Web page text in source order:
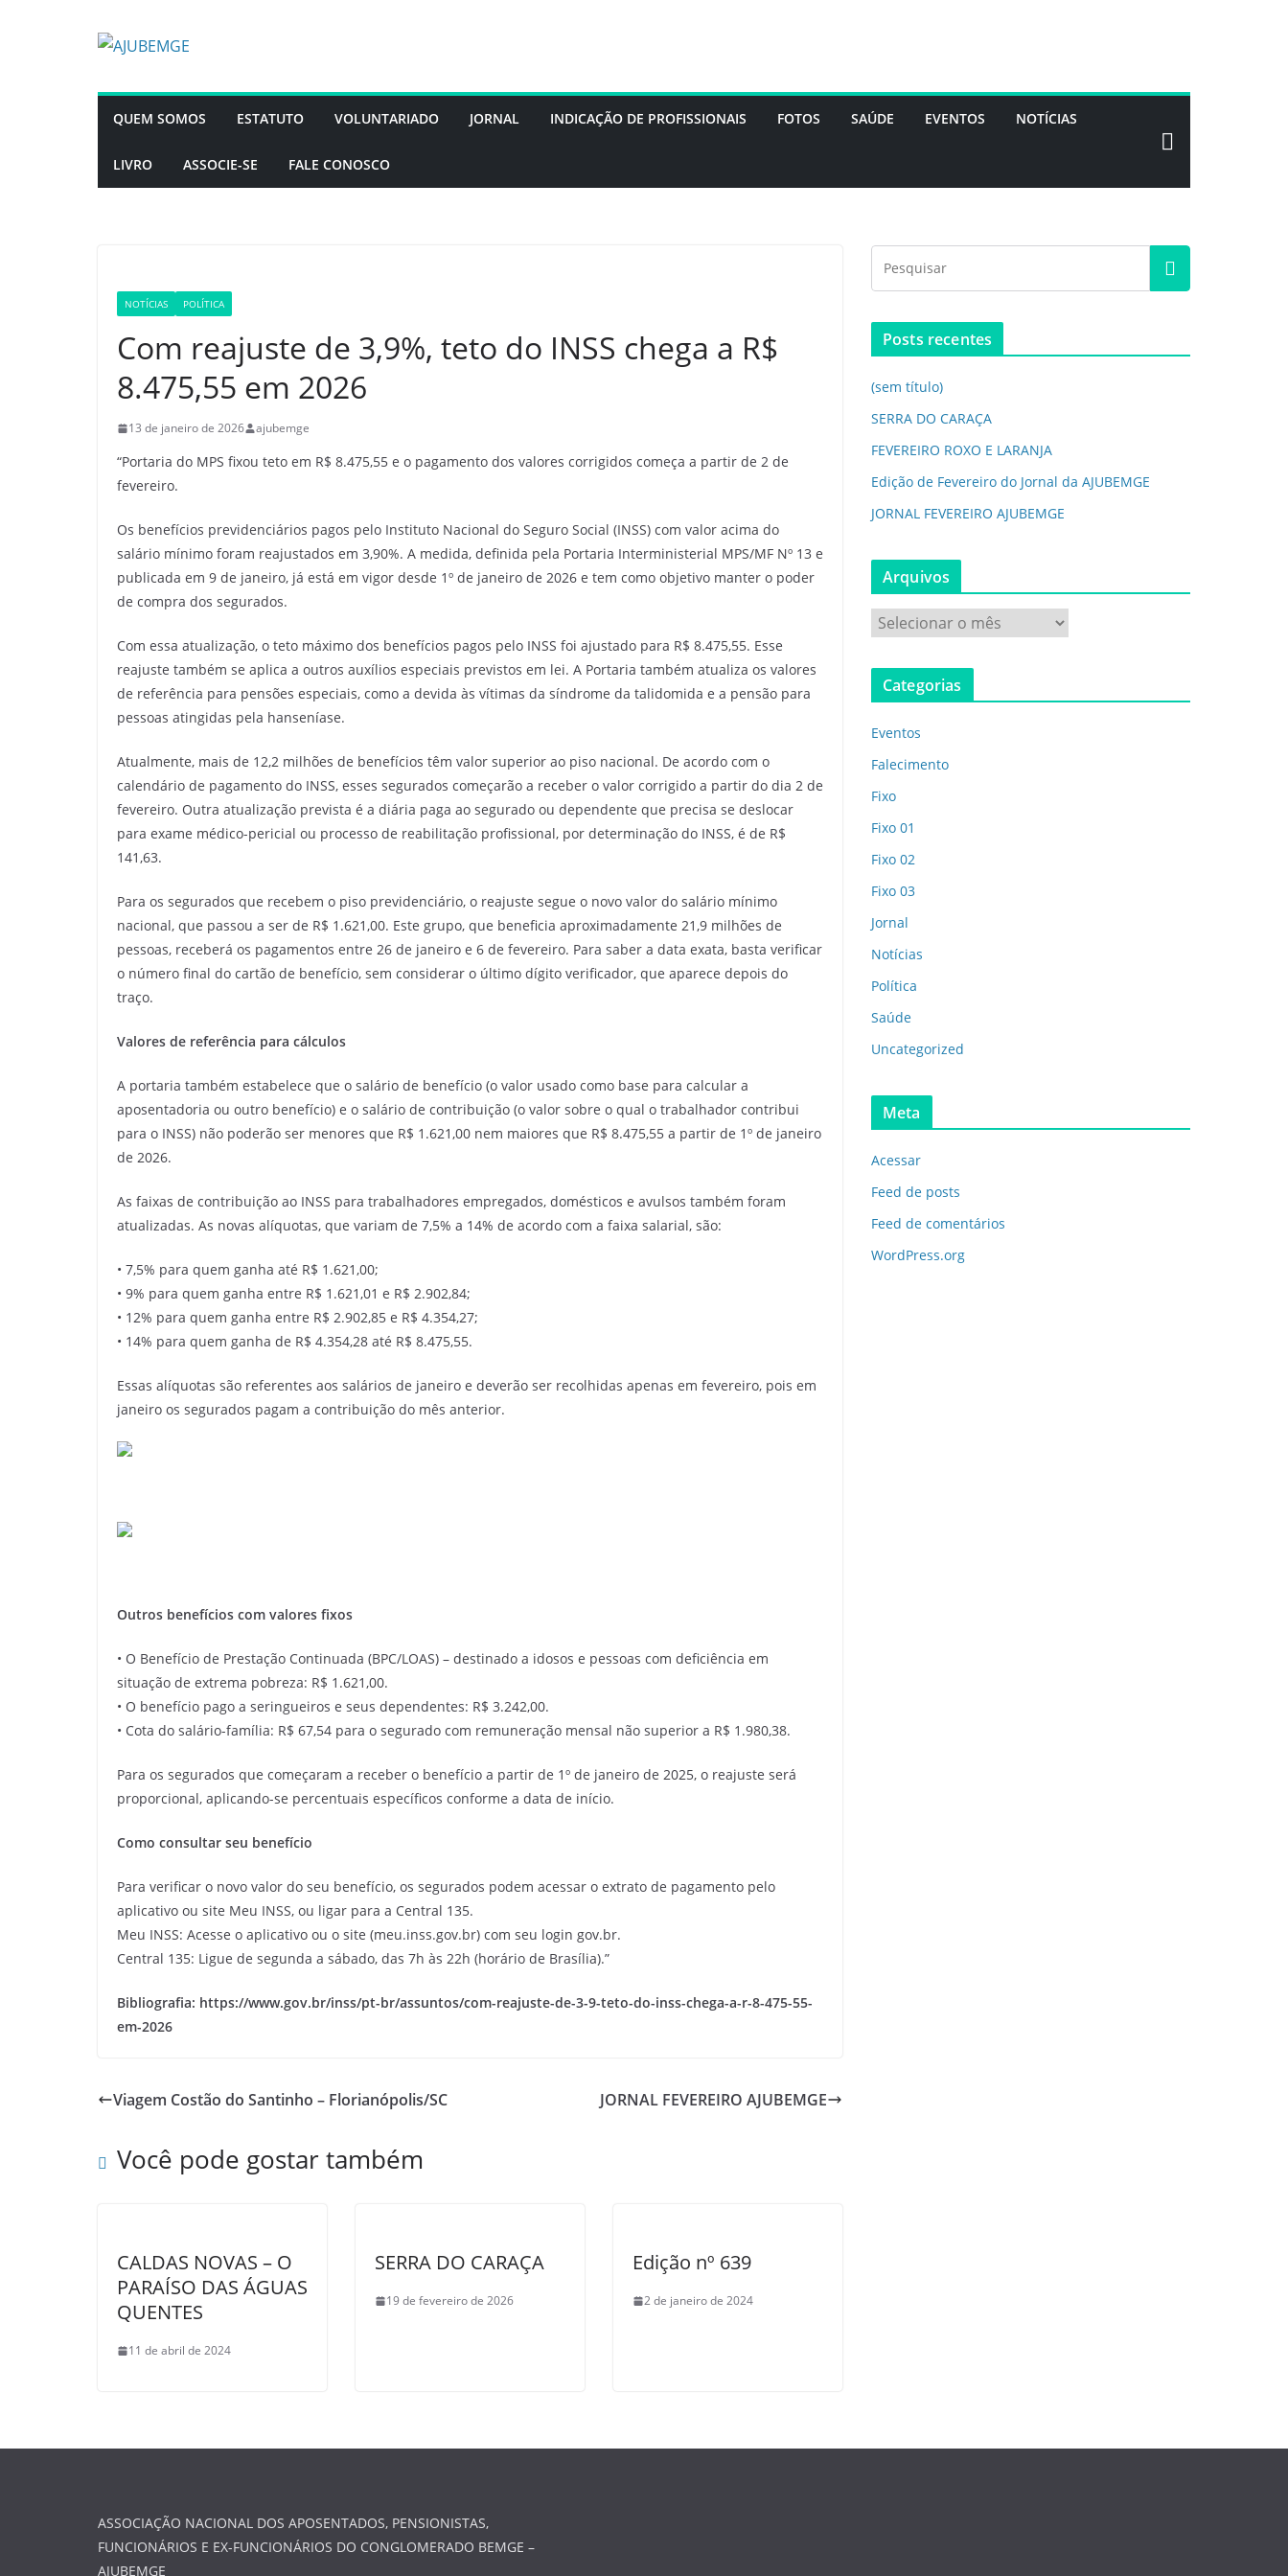
QUEM SOMOS ESTATUTO VOLUNTARIADO JORNAL INDICAÇÃO DE PROFISSIONAIS FOTOS SAÚDE EVENTOS NOTÍCIAS
LIVRO ASSOCIE-SE FALE CONOSCO
NOTÍCIAS POLÍTICA
Com reajuste de 3,9%, teto do INSS chega a R$
8.475,55 em 2026
13 de janeiro de 2026 ajubemge
“Portaria do MPS fixou teto em R$ 8.475,55 e o pagamento dos valores corrigidos começa a partir de 2 de
fevereiro.
Os benefícios previdenciários pagos pelo Instituto Nacional do Seguro Social (INSS) com valor acima do
salário mínimo foram reajustados em 3,90%. A medida, definida pela Portaria Interministerial MPS/MF Nº 13 e
publicada em 9 de janeiro, já está em vigor desde 1º de janeiro de 2026 e tem como objetivo manter o poder
de compra dos segurados.
Com essa atualização, o teto máximo dos benefícios pagos pelo INSS foi ajustado para R$ 8.475,55. Esse
reajuste também se aplica a outros auxílios especiais previstos em lei. A Portaria também atualiza os valores
de referência para pensões especiais, como a devida às vítimas da síndrome da talidomida e a pensão para
pessoas atingidas pela hanseníase.
Atualmente, mais de 12,2 milhões de benefícios têm valor superior ao piso nacional. De acordo com o
calendário de pagamento do INSS, esses segurados começarão a receber o valor corrigido a partir do dia 2 de
fevereiro. Outra atualização prevista é a diária paga ao segurado ou dependente que precisa se deslocar
para exame médico-pericial ou processo de reabilitação profissional, por determinação do INSS, é de R$
141,63.
Para os segurados que recebem o piso previdenciário, o reajuste segue o novo valor do salário mínimo
nacional, que passou a ser de R$ 1.621,00. Este grupo, que beneficia aproximadamente 21,9 milhões de
pessoas, receberá os pagamentos entre 26 de janeiro e 6 de fevereiro. Para saber a data exata, basta verificar
o número final do cartão de benefício, sem considerar o último dígito verificador, que aparece depois do
traço.
Valores de referência para cálculos
A portaria também estabelece que o salário de benefício (o valor usado como base para calcular a
aposentadoria ou outro benefício) e o salário de contribuição (o valor sobre o qual o trabalhador contribui
para o INSS) não poderão ser menores que R$ 1.621,00 nem maiores que R$ 8.475,55 a partir de 1º de janeiro
de 2026.
As faixas de contribuição ao INSS para trabalhadores empregados, domésticos e avulsos também foram
atualizadas. As novas alíquotas, que variam de 7,5% a 14% de acordo com a faixa salarial, são:
• 7,5% para quem ganha até R$ 1.621,00;
• 9% para quem ganha entre R$ 1.621,01 e R$ 2.902,84;
• 12% para quem ganha entre R$ 2.902,85 e R$ 4.354,27;
• 14% para quem ganha de R$ 4.354,28 até R$ 8.475,55.
Essas alíquotas são referentes aos salários de janeiro e deverão ser recolhidas apenas em fevereiro, pois em
janeiro os segurados pagam a contribuição do mês anterior.
Outros benefícios com valores fixos
• O Benefício de Prestação Continuada (BPC/LOAS) – destinado a idosos e pessoas com deficiência em
situação de extrema pobreza: R$ 1.621,00.
• O benefício pago a seringueiros e seus dependentes: R$ 3.242,00.
• Cota do salário-família: R$ 67,54 para o segurado com remuneração mensal não superior a R$ 1.980,38.
Para os segurados que começaram a receber o benefício a partir de 1º de janeiro de 2025, o reajuste será
proporcional, aplicando-se percentuais específicos conforme a data de início.
Como consultar seu benefício
Para verificar o novo valor do seu benefício, os segurados podem acessar o extrato de pagamento pelo
aplicativo ou site Meu INSS, ou ligar para a Central 135.
Meu INSS: Acesse o aplicativo ou o site (meu.inss.gov.br) com seu login gov.br.
Central 135: Ligue de segunda a sábado, das 7h às 22h (horário de Brasília).”
Bibliografia: https://www.gov.br/inss/pt-br/assuntos/com-reajuste-de-3-9-teto-do-inss-chega-a-r-8-475-55-
em-2026
Viagem Costão do Santinho – Florianópolis/SC JORNAL FEVEREIRO AJUBEMGE
Você pode gostar também
CALDAS NOVAS – O
PARAÍSO DAS ÁGUAS
QUENTES
11 de abril de 2024
SERRA DO CARAÇA
19 de fevereiro de 2026
Edição nº 639
2 de janeiro de 2024
Posts recentes
(sem título)
SERRA DO CARAÇA
FEVEREIRO ROXO E LARANJA
Edição de Fevereiro do Jornal da AJUBEMGE
JORNAL FEVEREIRO AJUBEMGE
Arquivos
r
q
v
o
s
Categorias
Eventos
Falecimento
Fixo
Fixo 01
Fixo 02
Fixo 03
Jornal
Notícias
Política
Saúde
Uncategorized
Meta
Acessar
Feed de posts
Feed de comentários
WordPress.org
ASSOCIAÇÃO NACIONAL DOS APOSENTADOS, PENSIONISTAS,
FUNCIONÁRIOS E EX-FUNCIONÁRIOS DO CONGLOMERADO BEMGE –
AJUBEMGE